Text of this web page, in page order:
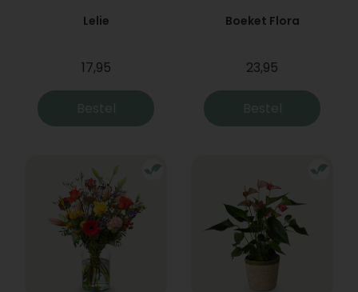
Lelie
17,95
Bestel
Boeket Flora
23,95
Bestel